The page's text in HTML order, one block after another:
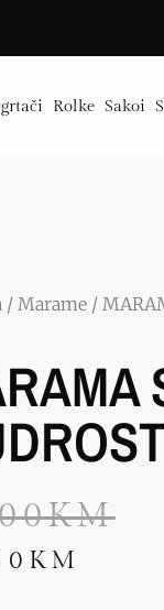
Rolke Sakoi
/ Marame /
KM
KM